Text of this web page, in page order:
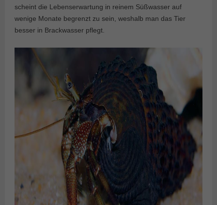
scheint die Lebenserwartung in reinem Süßwasser auf
wenige Monate begrenzt zu sein, weshalb man das Tier
besser in Brackwasser pflegt.